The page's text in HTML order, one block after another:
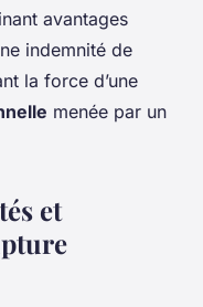
avantages
indemnité de
la force d’une
menée par un
et